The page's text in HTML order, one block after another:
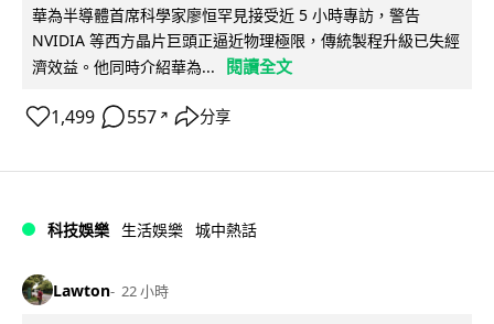
華為半導體首席科學家廖恒罕見接受近 5 小時專訪，警告
NVIDIA 等西方晶片巨頭正逼近物理極限，傳統製程升級已失經
濟效益。他同時介紹華為...
閱讀全文
1,499 557 ↗ 分享
科技娛樂 生活娛樂 城中熱話
Lawton 22 小時